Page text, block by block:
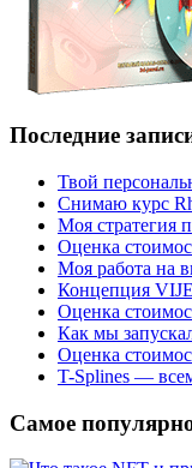
Последние
Твой
Снимаю курс
Моя стратегия
Оценка
Моя работа на
Концепция
Оценка
Как мы
Оценка
T-Splines —
Самое